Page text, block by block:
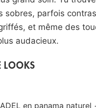
sobres, parfois
et même des
audacieux.
LOOKS
en panama naturel